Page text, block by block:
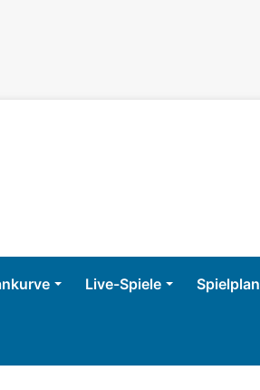
Live-Spiele Spielplan